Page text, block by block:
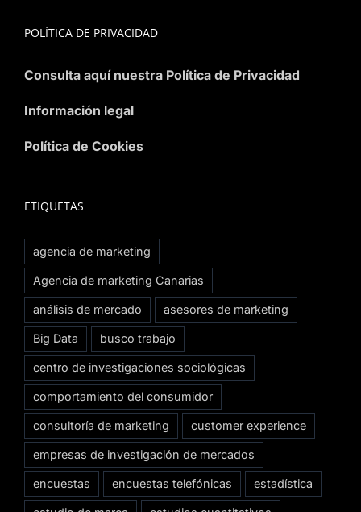
POLÍTICA DE PRIVACIDAD
Consulta aquí nuestra Política de Privacidad
Información legal
Política de Cookies
ETIQUETAS
agencia de marketing
Agencia de marketing Canarias
análisis de mercado asesores de marketing
Big Data busco trabajo
centro de investigaciones sociológicas
comportamiento del consumidor
consultoría de marketing customer experience
empresas de investigación de mercados
encuestas encuestas telefónicas estadística